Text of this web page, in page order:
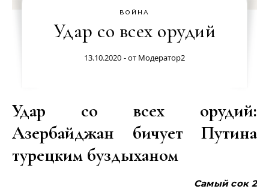
ВОЙНА
Удар со всех орудий
13.10.2020 - от Модератор2
Удар со всех орудий:
Азербайджан бичует Путина
турецким буздыханом
Самый сок 2